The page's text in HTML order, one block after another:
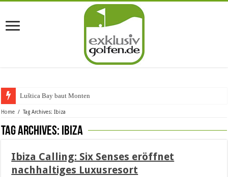
Luštica Bay baut Montenegros
Home / Tag Archives: Ibiza
Tag Archives: Ibiza
Ibiza Calling: Six Senses eröffnet
nachhaltiges Luxusresort